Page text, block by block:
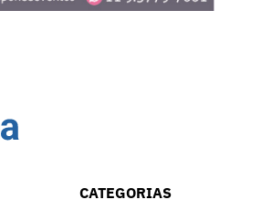
CATEGORIAS